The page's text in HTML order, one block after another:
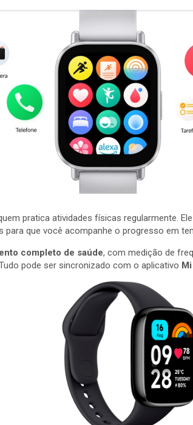
pratica atividades físicas regularmente.
que você acompanhe o progresso em
completo de saúde, com medição de
pode ser sincronizado com o aplicativo